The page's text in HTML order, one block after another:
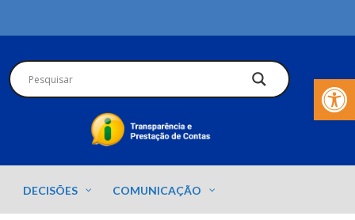
Barra de
DECISÕES COMUNICAÇÃO